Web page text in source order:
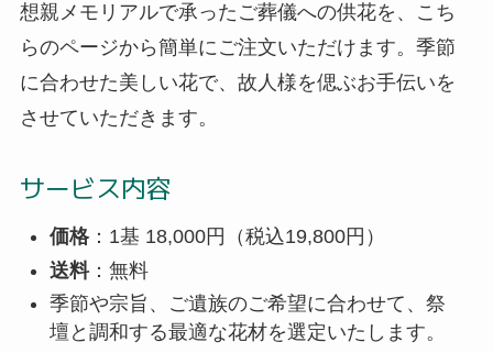
想親メモリアルで承ったご葬儀への供花を、こち
らのページから簡単にご注文いただけます。季節
に合わせた美しい花で、故人様を偲ぶお手伝いを
させていただきます。
サービス内容
価格：1基 18,000円（税込19,800円）
送料：無料
季節や宗旨、ご遺族のご希望に合わせて、祭
壇と調和する最適な花材を選定いたします。